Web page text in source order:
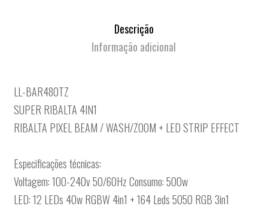
Descrição
Informação adicional
LL-BAR480TZ
SUPER RIBALTA 4IN1
RIBALTA PIXEL BEAM / WASH/ZOOM + LED STRIP EFFECT
Especificações técnicas:
Voltagem: 100-240v 50/60Hz Consumo: 500w
LED: 12 LEDs 40w RGBW 4in1 + 164 Leds 5050 RGB 3in1